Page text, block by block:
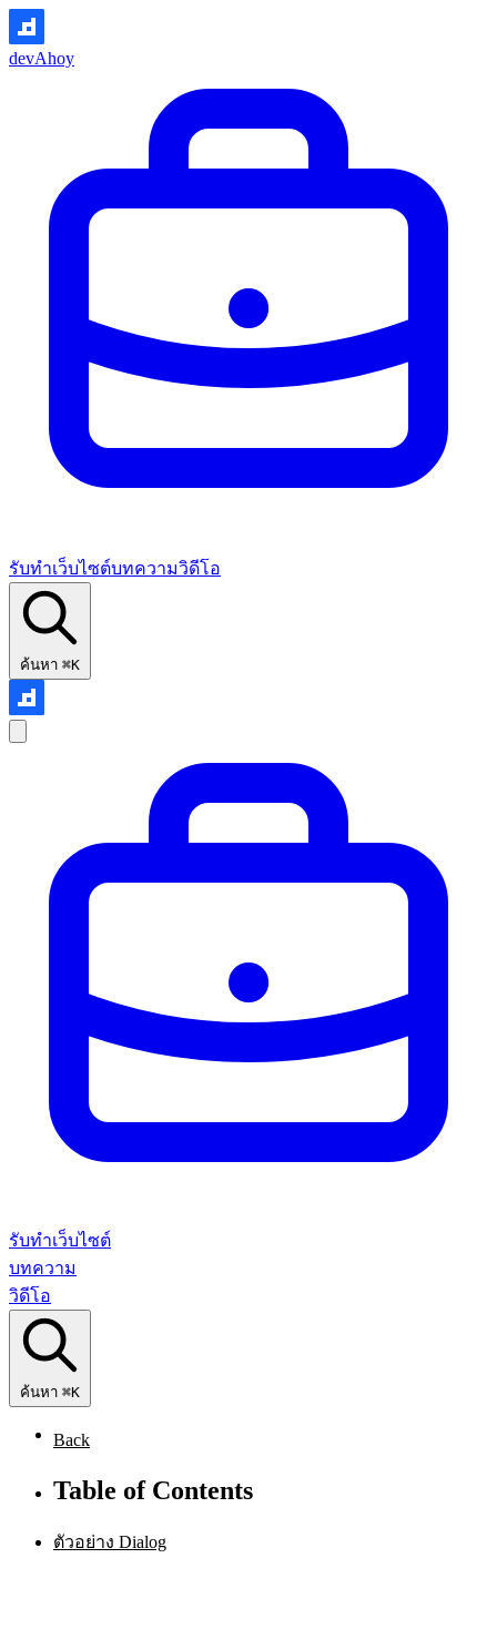
devAhoy
รับทำเว็บไซต์บทความวิดีโอ
ค้นหา ⌘K
รับทำเว็บไซต์
บทความ
วิดีโอ
ค้นหา ⌘K
Back
Table of Contents
ตัวอย่าง Dialog